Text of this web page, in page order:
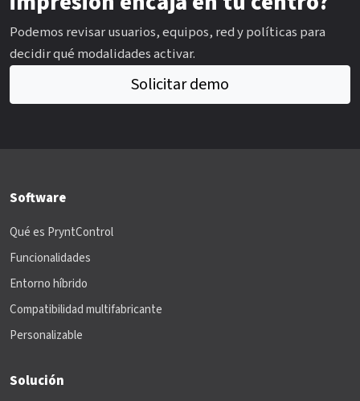
Podemos revisar usuarios, equipos, red y políticas para
decidir qué modalidades activar.
Solicitar demo
Software
Qué es PryntControl
Funcionalidades
Entorno híbrido
Compatibilidad multifabricante
Personalizable
Solución